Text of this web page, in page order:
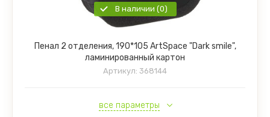
В наличии (0)
Пенал 2 отделения, 190*105 ArtSpace "Dark smile",
ламинированный картон
Артикул: 368144
все параметры